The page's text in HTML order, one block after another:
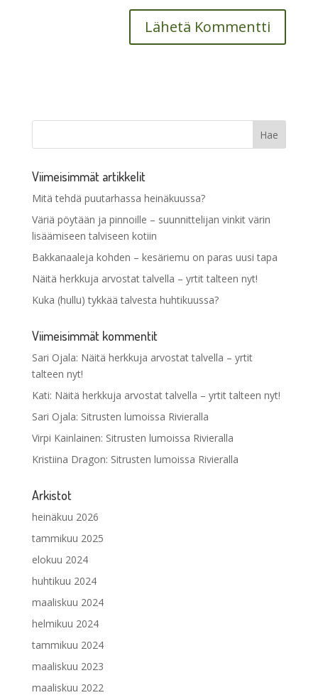
Viimeisimmät artikkelit
Mitä tehdä puutarhassa heinäkuussa?
Väriä pöytään ja pinnoille – suunnittelijan vinkit värin
lisäämiseen talviseen kotiin
Bakkanaaleja kohden – kesäriemu on paras uusi tapa
Näitä herkkuja arvostat talvella – yrtit talteen nyt!
Kuka (hullu) tykkää talvesta huhtikuussa?
Viimeisimmät kommentit
Sari Ojala: Näitä herkkuja arvostat talvella – yrtit
talteen nyt!
Kati: Näitä herkkuja arvostat talvella – yrtit talteen nyt!
Sari Ojala: Sitrusten lumoissa Rivieralla
Virpi Kainlainen: Sitrusten lumoissa Rivieralla
Kristiina Dragon: Sitrusten lumoissa Rivieralla
Arkistot
heinäkuu 2026
tammikuu 2025
elokuu 2024
huhtikuu 2024
maaliskuu 2024
helmikuu 2024
tammikuu 2024
maaliskuu 2023
maaliskuu 2022